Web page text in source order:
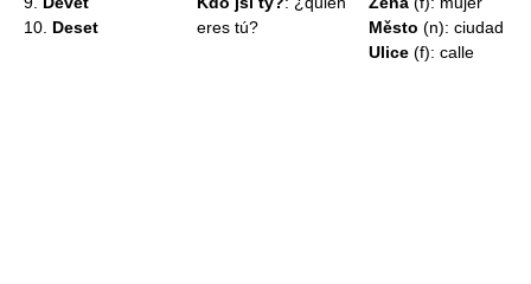
10. Deset
eres tú?
Město (n): ciudad
Ulice (f): calle